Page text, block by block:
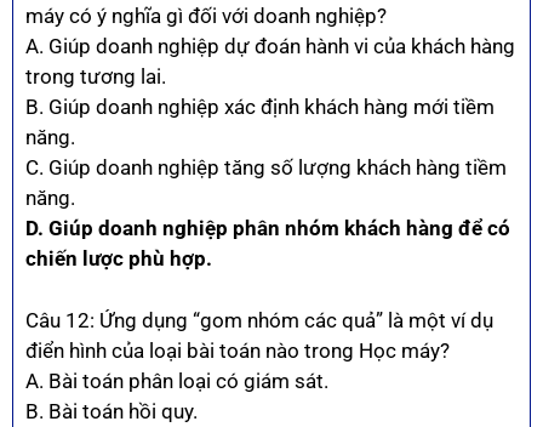
máy có ý nghĩa gì đối với doanh nghiệp?
A. Giúp doanh nghiệp dự đoán hành vi của khách hàng
trong tương lai.
B. Giúp doanh nghiệp xác định khách hàng mới tiềm
năng.
C. Giúp doanh nghiệp tăng số lượng khách hàng tiềm
năng.
D. Giúp doanh nghiệp phân nhóm khách hàng để có
chiến lược phù hợp.
Câu 12: Ứng dụng “gom nhóm các quả” là một ví dụ
điển hình của loại bài toán nào trong Học máy?
A. Bài toán phân loại có giám sát.
B. Bài toán hồi quy.